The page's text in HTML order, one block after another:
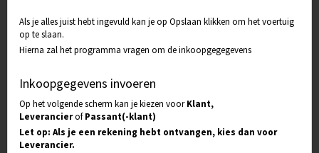
Als je alles juist hebt ingevuld kan je op Opslaan klikken om het voertuig
op te slaan.
Hierna zal het programma vragen om de inkoopgegegevens
Inkoopgegevens invoeren
Op het volgende scherm kan je kiezen voorKlant,
LeverancierofPassant(-klant)
Let op: Als je een rekening hebt ontvangen, kies dan voor
Leverancier.